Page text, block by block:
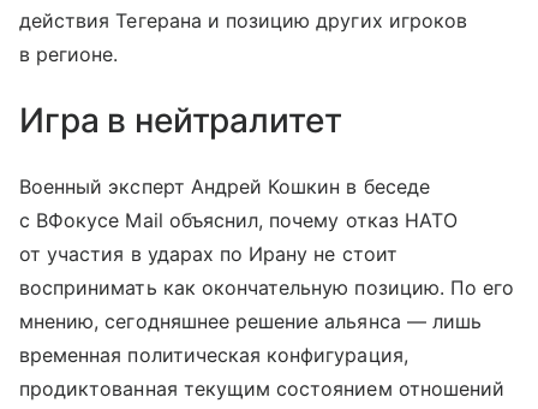
действия Тегерана и позицию других игроков
в регионе.
Игра в нейтралитет
Военный эксперт Андрей Кошкин в беседе
с ВФокусе Mail объяснил, почему отказ НАТО
от участия в ударах по Ирану не стоит
воспринимать как окончательную позицию. По его
мнению, сегодняшнее решение альянса — лишь
временная политическая конфигурация,
продиктованная текущим состоянием отношений